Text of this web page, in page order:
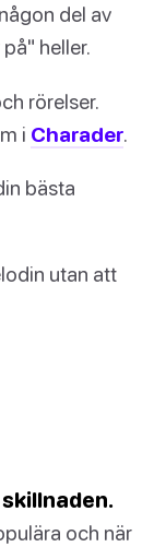
del av
heller.
rörelser.
i Charader
bästa
utan att
och när